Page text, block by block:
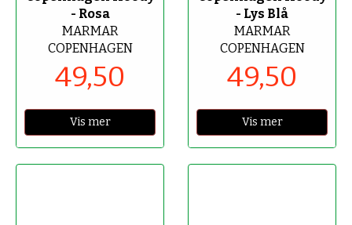
- Rosa
MARMAR
COPENHAGEN
49,50
Vis mer
- Lys Blå
MARMAR
COPENHAGEN
49,50
Vis mer